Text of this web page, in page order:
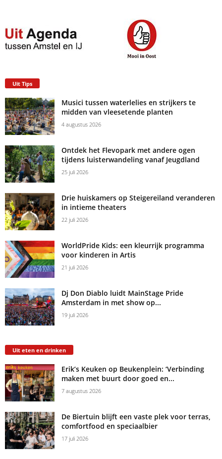
Uit Tips
Musici tussen waterlelies en strijkers te
midden van vleesetende planten
4 augustus 2026
Ontdek het Flevopark met andere ogen
tijdens luisterwandeling vanaf Jeugdland
25 juli 2026
Drie huiskamers op Steigereiland veranderen
in intieme theaters
22 juli 2026
WorldPride Kids: een kleurrijk programma
voor kinderen in Artis
21 juli 2026
Dj Don Diablo luidt MainStage Pride
Amsterdam in met show op...
19 juli 2026
Uit eten en drinken
Erik’s Keuken op Beukenplein: ‘Verbinding
maken met buurt door goed en...
7 augustus 2026
De Biertuin blijft een vaste plek voor terras,
comfortfood en speciaalbier
17 juli 2026